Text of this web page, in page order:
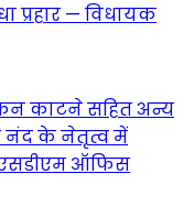
प्रहार — विधायक
काटने सहित अन्य
नंद के नेतृत्व में
एसडीएम ऑफिस